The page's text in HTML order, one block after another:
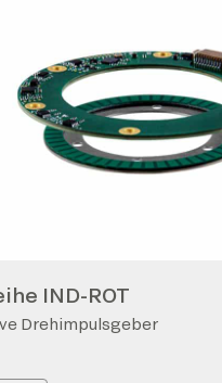
IND-ROT
Drehimpulsgeber